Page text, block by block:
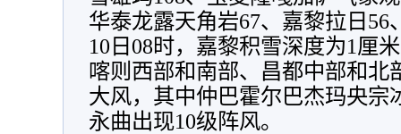
华泰龙露天角岩67、嘉黎拉日56
10日08时，嘉黎积雪深度为1厘
喀则西部和南部、昌都中部和北
大风，其中仲巴霍尔巴杰玛央宗
永曲出现10级阵风。